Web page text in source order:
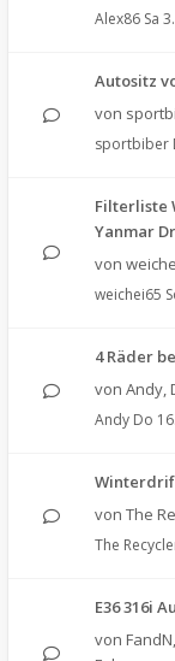
Alex86 Sa
Autositz
von
sportbiber
Filterliste
Yanmar
von
weichei65
4 Räder
von Andy,
Andy Do
von The
The
E36 316i
von FandN,